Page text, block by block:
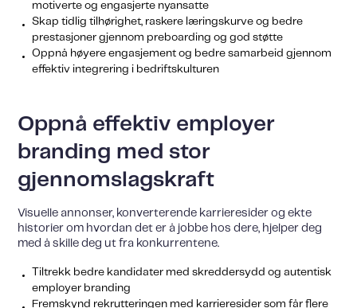
motiverte og engasjerte nyansatte
Skap tidlig tilhørighet, raskere læringskurve og bedre
prestasjoner gjennom preboarding og god støtte
Oppnå høyere engasjement og bedre samarbeid gjennom
effektiv integrering i bedriftskulturen
Oppnå effektiv employer
branding med stor
gjennomslagskraft
Visuelle annonser, konverterende karrieresider og ekte
historier om hvordan det er å jobbe hos dere, hjelper deg
med å skille deg ut fra konkurrentene.
Tiltrekk bedre kandidater med skreddersydd og autentisk
employer branding
Fremskynd rekrutteringen med karrieresider som får flere